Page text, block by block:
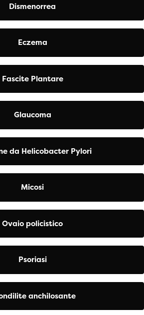
Dismenorrea
Eczema
Fascite Plantare
Glaucoma
da Helicobacter Pylori
Micosi
Ovaio policistico
Psoriasi
anchilosante